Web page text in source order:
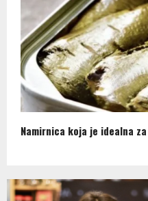
Namirnica koja je idealna